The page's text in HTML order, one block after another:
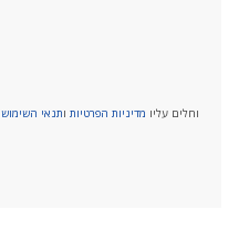
אתר זה מוגן על-ידי שירות reCAPTCHA וחלים עליו מדיניות הפרטיות ותנאי השימוש